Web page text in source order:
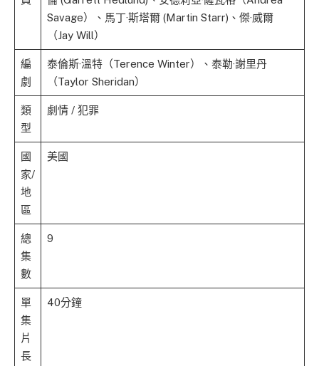
Savage）、馬丁·斯塔爾 (Martin Starr)、傑·威爾
（Jay Will）
編
劇
泰倫斯·溫特（Terence Winter）、泰勒·謝里丹
（Taylor Sheridan）
類
型
劇情 / 犯罪
國
家/
地
區
美國
總
集
數
9
單
集
片
長
40分鐘